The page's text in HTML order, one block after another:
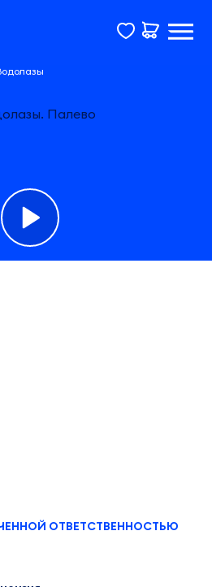
ОТВЕТСТВЕННОСТЬЮ